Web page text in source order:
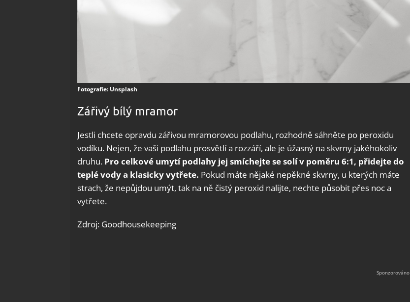
Fotografie: Unsplash
Zářivý bílý mramor
Jestli chcete opravdu zářivou mramorovou podlahu, rozhodně sáhněte po peroxidu
vodíku. Nejen, že vaši podlahu prosvětlí a rozzáří, ale je úžasný na skvrny jakéhokoliv
druhu. Pro celkové umytí podlahy jej smíchejte se solí v poměru 6:1, přidejte do
teplé vody a klasicky vytřete. Pokud máte nějaké nepěkné skvrny, u kterých máte
strach, že nepůjdou umýt, tak na ně čistý peroxid nalijte, nechte působit přes noc a
vytřete.
Zdroj: Goodhousekeeping